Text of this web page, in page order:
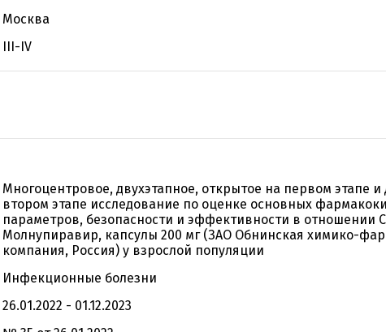
Москва
III-IV
Многоцентровое, двухэтапное, открытое на первом этапе
втором этапе исследование по оценке основных
параметров, безопасности и эффективности в отношении
Молнупиравир, капсулы 200 мг (ЗАО Обнинская химико-
компания, Россия) у взрослой популяции
Инфекционные болезни
26.01.2022 - 01.12.2023